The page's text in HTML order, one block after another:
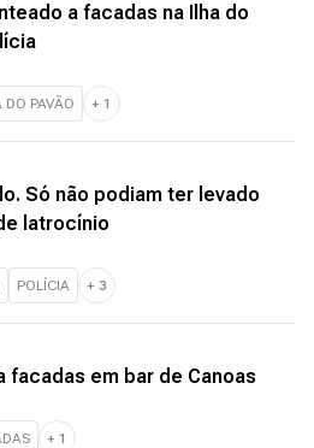
a facadas na Ilha do
DO PAVÃO + 1
Só não podiam ter levado
latrocínio
POLÍCIA + 3
facadas em bar de Canoas
+ 1